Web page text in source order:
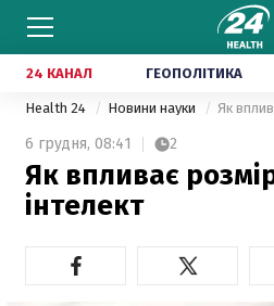
24 КАНАЛ ГЕОПОЛІТИКА
Health 24 Новини науки Як
6 грудня, 08:41 2
Як впливає
інтелект